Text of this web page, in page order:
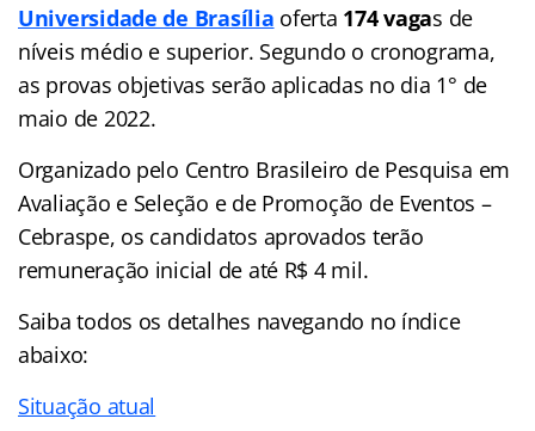
Universidade de Brasília oferta 174 vagas de
níveis médio e superior. Segundo o cronograma,
as provas objetivas serão aplicadas no dia 1° de
maio de 2022.
Organizado pelo Centro Brasileiro de Pesquisa em
Avaliação e Seleção e de Promoção de Eventos –
Cebraspe, os candidatos aprovados terão
remuneração inicial de até R$ 4 mil.
Saiba todos os detalhes navegando no índice
abaixo:
Situação atual